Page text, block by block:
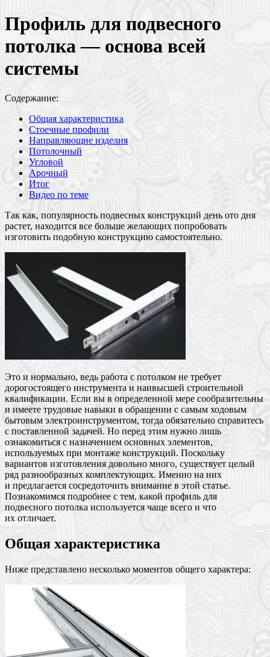
Профиль для подвесного
потолка — основа всей
системы
Содержание:
Общая характеристика
Стоечные профили
Направляющие изделия
Потолочный
Угловой
Арочный
Итог
Видео по теме
Так как, популярность подвесных конструкций день ото дня
растет, находится все больше желающих попробовать
изготовить подобную конструкцию самостоятельно.
Это и нормально, ведь работа с потолком не требует
дорогостоящего инструмента и наивысшей строительной
квалификации. Если вы в определенной мере сообразительны
и имеете трудовые навыки в обращении с самым ходовым
бытовым электроинструментом, тогда обязательно справитесь
с поставленной задачей. Но перед этим нужно лишь
ознакомиться с назначением основных элементов,
используемых при монтаже конструкций. Поскольку
вариантов изготовления довольно много, существует целый
ряд разнообразных комплектующих. Именно на них
и предлагается сосредоточить внимание в этой статье.
Познакомимся подробнее с тем, какой профиль для
подвесного потолка используется чаще всего и что
их отличает.
Общая характеристика
Ниже представлено несколько моментов общего характера: